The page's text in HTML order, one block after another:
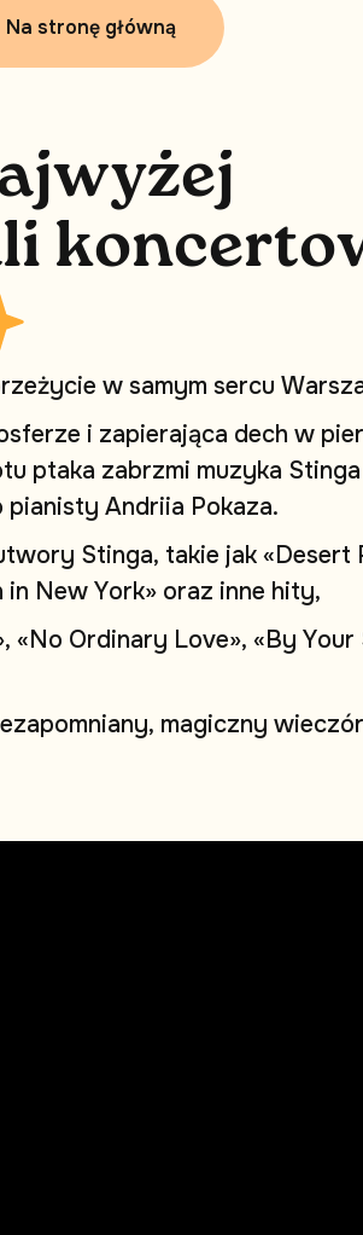
Na stronę główną
jwyżej
li koncerto
rzeżycie w samym sercu Warsz
sferze i zapierająca dech w pier
tu ptaka zabrzmi muzyka Stinga
pianisty Andriia Pokaza.
twory Stinga, takie jak «Desert
in New York» oraz inne hity,
, «No Ordinary Love», «By Your
ezapomniany, magiczny wieczór